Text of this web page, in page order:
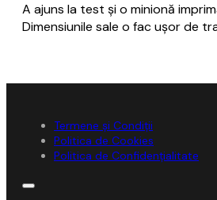
A ajuns la test și o minionă
Dimensiunile sale o fac ușor de
Termene și Condiții
Politica de Cookies
Politica de Confidențialitate